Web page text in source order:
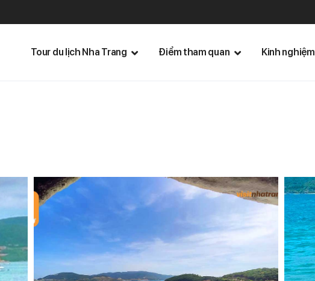
Tour du lịch Nha Trang Điểm tham quan Kinh nghiệm